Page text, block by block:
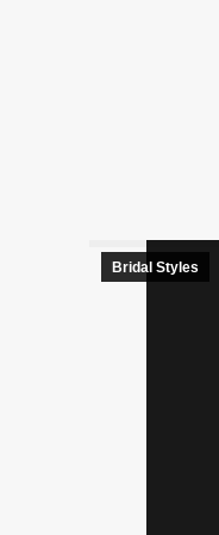
Bridal Styles